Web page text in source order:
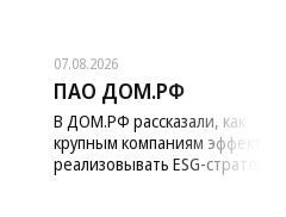
07.08.2026
ПАО ДОМ.РФ
В ДОМ.РФ рассказали, как
крупным компаниям
реализовывать ESG-стратегию